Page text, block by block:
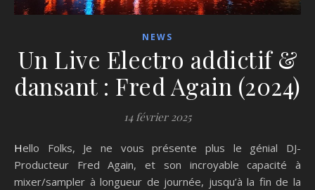
NEWS
Un Live Electro addictif &
dansant : Fred Again (2024)
14 février 2025
Hello Folks, Je ne vous présente plus le génial DJ-
Producteur Fred Again, et son incroyable capacité à
mixer/sampler à longueur de journée, jusqu’à la fin de la